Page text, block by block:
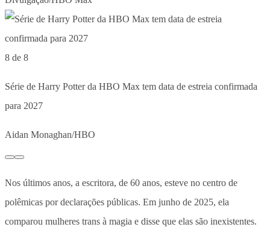
8 de 8
Série de Harry Potter da HBO Max tem data de estreia confirmada
para 2027
Aidan Monaghan/HBO
Nos últimos anos, a escritora, de 60 anos, esteve no centro de
polêmicas por declarações públicas. Em junho de 2025, ela
comparou mulheres trans à magia e disse que elas são inexistentes.